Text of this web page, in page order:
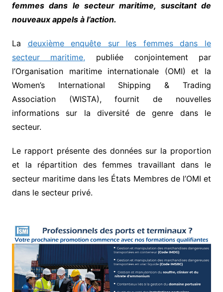
femmes dans le secteur maritime, suscitant de
nouveaux appels à l’action.
La deuxième enquête sur les femmes dans le
secteur maritime, publiée conjointement par
l’Organisation maritime internationale (OMI) et la
Women’s International Shipping & Trading
Association (WISTA), fournit de nouvelles
informations sur la diversité de genre dans le
secteur.
Le rapport présente des données sur la proportion
et la répartition des femmes travaillant dans le
secteur maritime dans les États Membres de l’OMI et
dans le secteur privé.